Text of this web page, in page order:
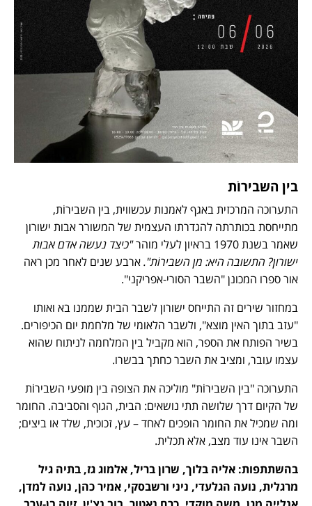
בין השבירוֹת
התערוכה המרכזית באגף לאמנות עכשווית, בין השבירוֹת,
מתייחסת בכותרתה להגדרתו העצמית של המשורר אבות ישורון
שאמר בשנת 1970 בראיון לעלי מוהר
"כיצד נעשה אדם אבות
ישורון? התשובה היא: מן השבירוֹת".ארבע שנים לאחר מכן ראה
אור ספרו המכונן "השבר הסורי-אפריקני".
במחזור שירים זה התייחס ישורון לשבר הבית שממנו בא ואותו
"עזב בתוך האין מוצא", ולשבר הלאומי של מלחמת יום הכיפורים.
בשיר הפותח את הספר, הוא מקביל בין המלחמה לניתוח שהוא
עצמו עובר, ומציב את השבר כחתך בבשרו.
התערוכה "בין השבירוֹת" מוליכה את הצופה בין מופעי השבירוֹת
של הקיום דרך שלושה תתי נושאים: הבית, הגוף והסביבה. החומר
ומה שמכיל את החומר הופכים לאחד – עץ, זכוכית, שלד או ביצים;
השבר אינו עוד מצב, אלא תכלית.
בהשתתפות: אליה בלוך, שרון בריל, אלמוג גז, בתיה גיל
מרגלית, נועה הגלעדי, ניני ורשבסקי, אמיר כהן, נועה למדן,